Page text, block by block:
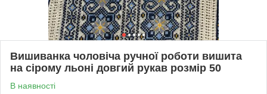
Вишиванка чоловіча ручної роботи вишита
на сірому льоні довгий рукав розмір 50
В наявності